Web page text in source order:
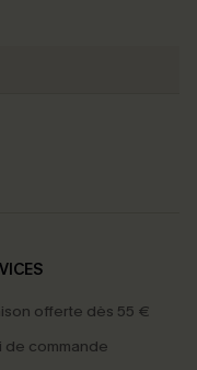
offerte dès 55 €
de commande